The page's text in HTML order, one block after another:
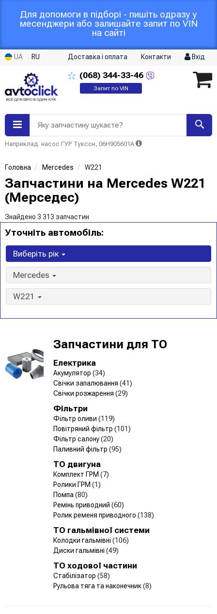
Для допомоги в підборі - пишіть одразу у
месенджери або залишайте запит по VIN
на сайті
UA RU Доставка і оплата Контакти Вхід
(068) 344-33-46
Запит по VIN
Яку запчастину шукаєте?
Наприклад: насос ГУР Туксон, 06H905601A
Головна Mercedes W221
Запчастини на Mercedes W221
(Мерседес)
Знайдено 3 313 запчастин
Уточніть автомобіль:
Виберіть рік
Mercedes
W221
Запчастини для ТО
Електрика
Акумулятор (34)
Свічки запалювання (41)
Свічки розжарення (29)
Фільтри
Фільтр оливи (119)
Повітряний фільтр (101)
Фільтр салону(20)
Паливний фільтр (95)
ТО двигуна
Комплект ГРМ (7)
Ролики ГРМ (1)
Помпа (80)
Ремінь приводний (60)
Ролик ременя приводного (138)
ТО гальмівної системи
Колодки гальмівні (106)
Диски гальмівні (49)
ТО ходової частини
Стабілізатор (58)
Рульова тяга та наконечник(8)